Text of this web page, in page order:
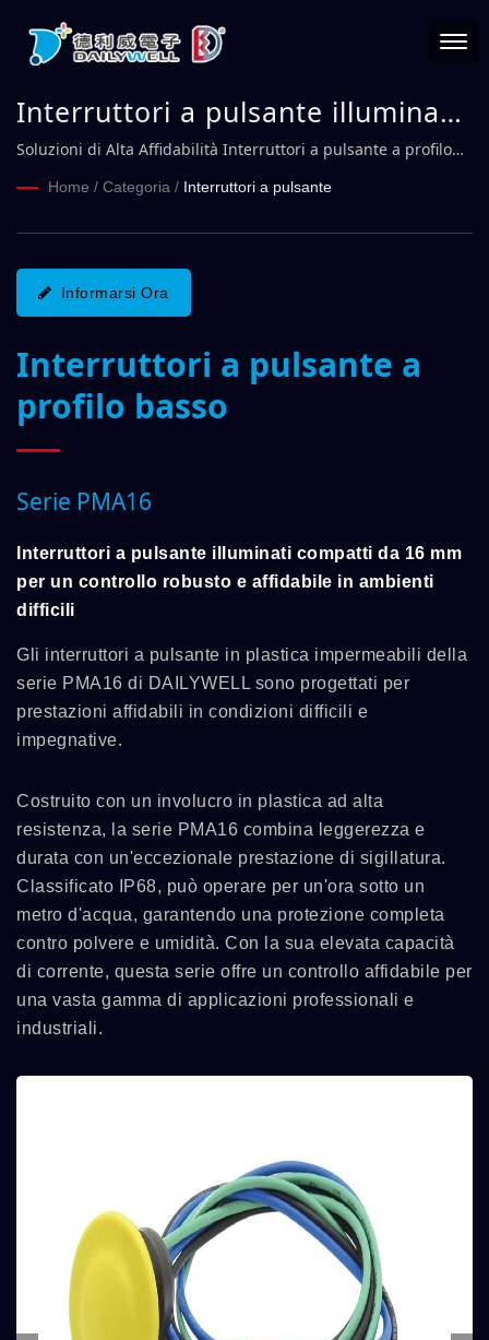
Interruttori a pulsante illuminati
compatti da 16 mm per un
controllo robusto e affidabile in
ambienti difficili Serie PMA16 |
DAILYWELL
Soluzioni di Alta Affidabilità Interruttori a pulsante a profilo
Home / Categoria / Interruttori a pulsante
Informarsi Ora
Interruttori a pulsante a
profilo basso
Serie PMA16
Interruttori a pulsante illuminati compatti da 16 mm
per un controllo robusto e affidabile in ambienti
difficili
Gli interruttori a pulsante in plastica impermeabili della
serie PMA16 di DAILYWELL sono progettati per
prestazioni affidabili in condizioni difficili e
impegnative.
Costruito con un involucro in plastica ad alta
resistenza, la serie PMA16 combina leggerezza e
durata con un'eccezionale prestazione di sigillatura.
Classificato IP68, può operare per un'ora sotto un
metro d'acqua, garantendo una protezione completa
contro polvere e umidità. Con la sua elevata capacità
di corrente, questa serie offre un controllo affidabile per
una vasta gamma di applicazioni professionali e
industriali.